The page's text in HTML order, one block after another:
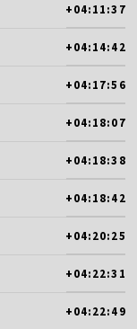
+04:11:37
+04:14:42
+04:17:56
+04:18:07
+04:18:38
+04:18:42
+04:20:25
+04:22:31
+04:22:49